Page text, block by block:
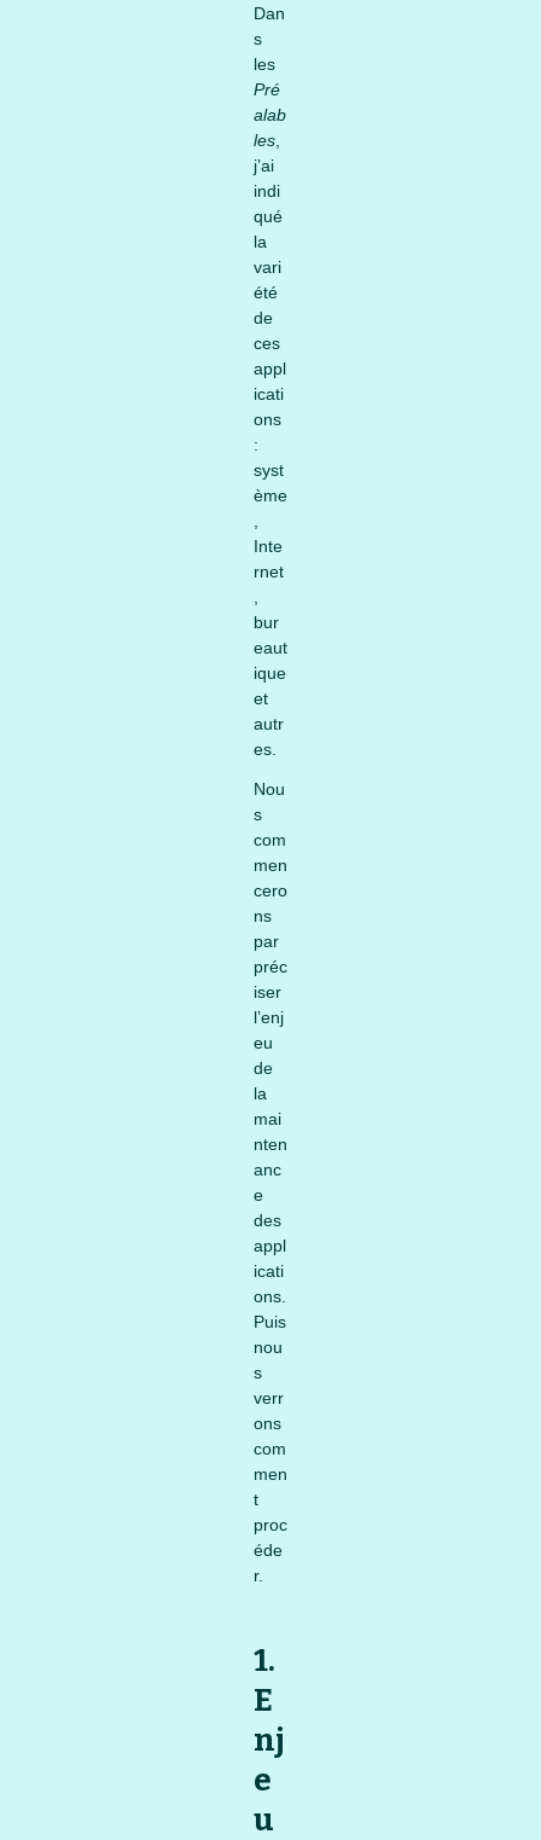
Dan
s
les
Pré
alab
les
j’ai
indi
qué
la
vari
été
de
ces
appl
icati
ons
:
syst
ème
Inte
rnet
bur
eaut
ique
et
autr
es.
Nou
s
com
men
cero
ns
par
préc
iser
l’enj
eu
de
la
mai
nten
anc
e
des
appl
icati
ons.
Puis
nou
s
verr
ons
com
men
t
proc
éde
r.
1.
E
nj
e
u